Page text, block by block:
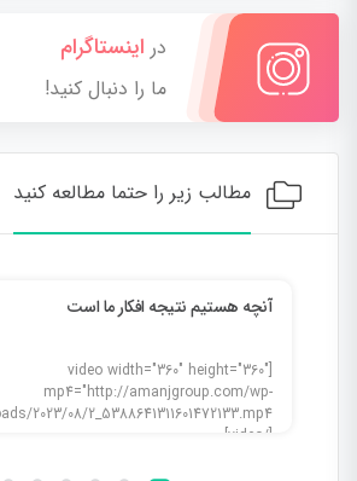
در اینستاگرام
ما را دنبال کنید!
مطالب زیر را حتما مطالعه کنید
دنیای مثبت
[video width="360" height="450"
mp4="http://amanjgroup.com/wp-
[/video]